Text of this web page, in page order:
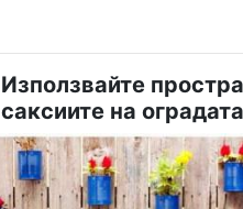
Използвайте
саксиите на оградата